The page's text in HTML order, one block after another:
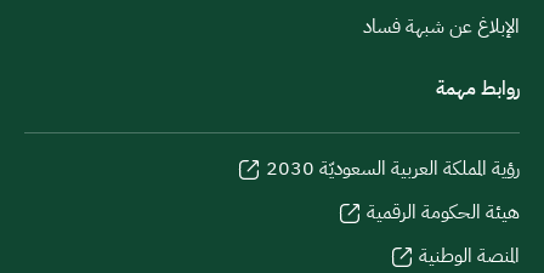
الإبلاغ عن شبهة فساد
روابط مهمة
رؤية المملكة العربية السعوديّة 2030
هيئة الحكومة الرقمية
المنصة الوطنية